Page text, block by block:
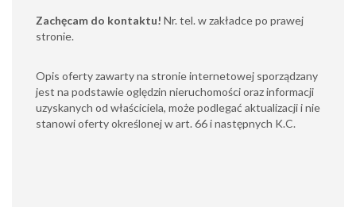
Zachęcam do kontaktu! Nr. tel. w zakładce po prawej
stronie.
Opis oferty zawarty na stronie internetowej sporządzany
jest na podstawie oględzin nieruchomości oraz informacji
uzyskanych od właściciela, może podlegać aktualizacji i nie
stanowi oferty określonej w art. 66 i następnych K.C.